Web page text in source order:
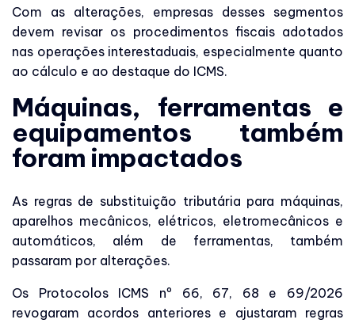
Com as alterações, empresas desses segmentos
devem revisar os procedimentos fiscais adotados
nas operações interestaduais, especialmente quanto
ao cálculo e ao destaque do ICMS.
Máquinas, ferramentas e
equipamentos também
foram impactados
As regras de substituição tributária para máquinas,
aparelhos mecânicos, elétricos, eletromecânicos e
automáticos, além de ferramentas, também
passaram por alterações.
Os Protocolos ICMS nº 66, 67, 68 e 69/2026
revogaram acordos anteriores e ajustaram regras